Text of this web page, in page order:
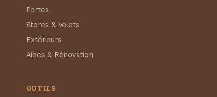
Portes
Stores & Volets
Extérieurs
Aides & Rénovation
OUTILS